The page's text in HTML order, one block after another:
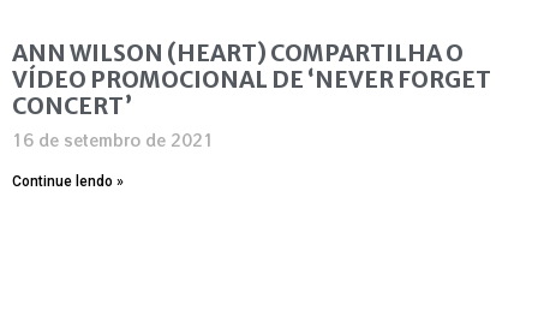
ANN WILSON (HEART) COMPARTILHA O
VÍDEO PROMOCIONAL DE ‘NEVER FORGET
CONCERT’
16 de setembro de 2021
Continue lendo »